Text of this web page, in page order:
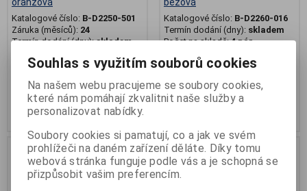
Katalogové číslo: B-D2250-501
Záruka (měsíců): 24
Termín dodání (dny):skladem
dětská kotníková barefoot obuv
1 455 Kč
Přidat do košíku
Katalogové číslo: B-D2260-016
Termín dodání (dny): skladem
Počet na skladě:4 pár
dětská barefoot obuv
1 389 Kč
Souhlas s využitím souborů cookies
Na našem webu pracujeme se soubory cookies,
které nám pomáhají zkvalitnit naše služby a
personalizovat nabídky.
Soubory cookies si pamatují, co a jak ve svém
prohlížeči na daném zařízení děláte. Díky tomu
webová stránka funguje podle vás a je schopná se
přizpůsobit vašim preferencím.